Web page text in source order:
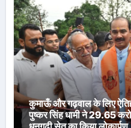
कुमाऊँ और गढ़वाल के लिए
पुष्कर सिंह धामी ने 29.65